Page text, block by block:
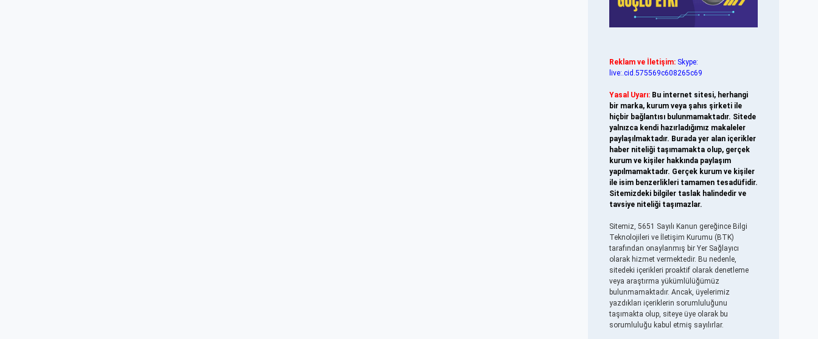
Reklam ve İletişim: Skype:
live:.cid.575569c608265c69
Yasal Uyarı: Bu internet sitesi, herhangi
bir marka, kurum veya şahıs şirketi ile
hiçbir bağlantısı bulunmamaktadır. Sitede
yalnızca kendi hazırladığımız makaleler
paylaşılmaktadır. Burada yer alan içerikler
haber niteliği taşımamakta olup, gerçek
kurum ve kişiler hakkında paylaşım
yapılmamaktadır. Gerçek kurum ve kişiler
ile isim benzerlikleri tamamen tesadüfidir.
Sitemizdeki bilgiler taslak halindedir ve
tavsiye niteliği taşımazlar.
Sitemiz, 5651 Sayılı Kanun gereğince Bilgi
Teknolojileri ve İletişim Kurumu (BTK)
tarafından onaylanmış bir Yer Sağlayıcı
olarak hizmet vermektedir. Bu nedenle,
sitedeki içerikleri proaktif olarak denetleme
veya araştırma yükümlülüğümüz
bulunmamaktadır. Ancak, üyelerimiz
yazdıkları içeriklerin sorumluluğunu
taşımakta olup, siteye üye olarak bu
sorumluluğu kabul etmiş sayılırlar.